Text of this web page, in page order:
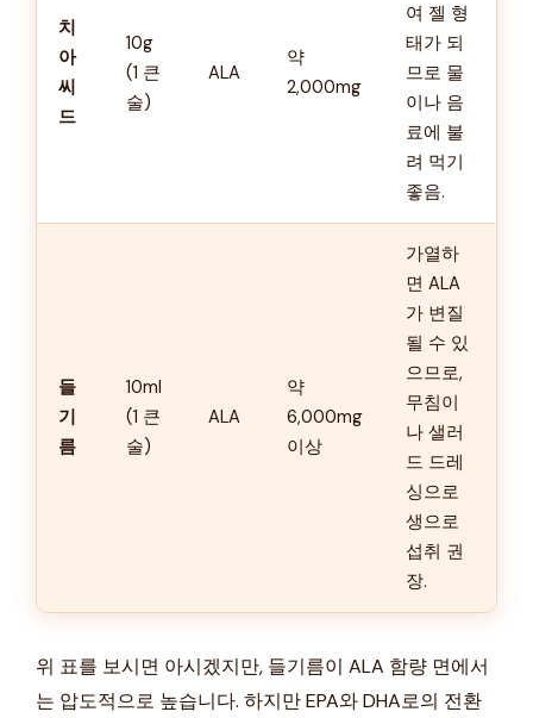
치
아
씨
드
10g
(1 큰
술)
ALA
약
2,000mg
여 젤 형
태가 되
므로 물
이나 음
료에 불
려 먹기
좋음.
들
기
름
10ml
(1 큰
술)
ALA
약
6,000mg
이상
가열하
면 ALA
가 변질
될 수 있
으므로,
무침이
나 샐러
드 드레
싱으로
생으로
섭취 권
장.
위 표를 보시면 아시겠지만, 들기름이 ALA 함량 면에서
는 압도적으로 높습니다. 하지만 EPA와 DHA로의 전환